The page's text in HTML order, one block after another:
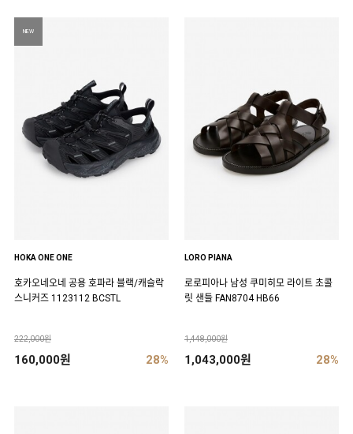
NEW
HOKA ONE ONE
호카오네오네 공용 호파라 블랙/캐슬락
스니커즈 1123112 BCSTL
222,000원
160,000원 28%
LORO PIANA
로로피아나 남성 쿠미히모 라이트 초콜
릿 샌들 FAN8704 HB66
1,448,000원
1,043,000원 28%